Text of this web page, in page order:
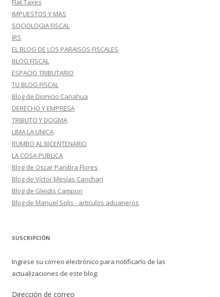
Flat Taxes
IMPUESTOS Y MAS
SOCIOLOGIA FISCAL
IRS
EL BLOG DE LOS PARAISOS FISCALES
BLOG FISCAL
ESPACIO TRIBUTARIO
TU BLOG FISCAL
Blog de Dionicio Canahua
DERECHO Y EMPRESA
TRIBUTO Y DOGMA
LIMA LA UNICA
RUMBO AL BICENTENARIO
LA COSA PUBLICA
Blog de Oscar Panibra Flores
Blog de Víctor Mesías Canchari
Blog de Gleidis Campon
Blog de Manuel Solis - articulos aduaneros
SUSCRIPCIÓN
Ingrese su correo electrónico para notificarlo de las
actualizaciones de este blog:
Dirección de correo